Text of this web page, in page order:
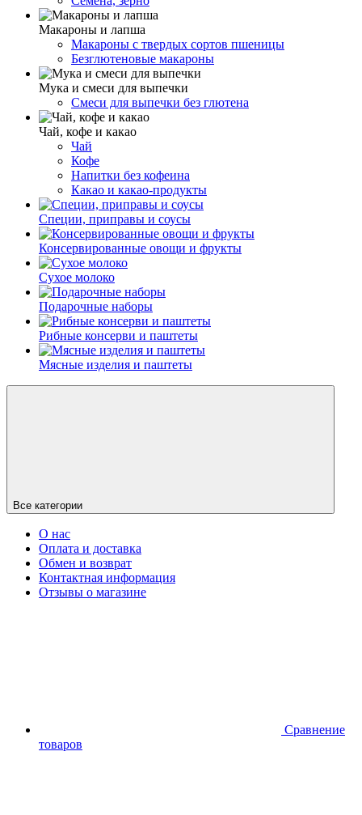
Макароны и лапша
Макароны с твердых сортов пшеницы
Безглютеновые макароны
Мука и смеси для выпечки
Смеси для выпечки без глютена
Чай, кофе и какао
Чай
Кофе
Напитки без кофеина
Какао и какао-продукты
Специи, приправы и соусы
Консервированные овощи и фрукты
Сухое молоко
Подарочные наборы
Рибные консерви и паштеты
Мясные изделия и паштеты
Все категории
О нас
Оплата и доставка
Обмен и возврат
Контактная информация
Отзывы о магазине
Сравнение
товаров